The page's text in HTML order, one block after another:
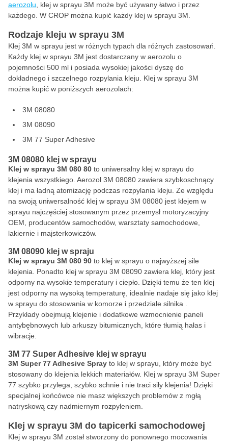
aerozolu , klej w sprayu 3M może być używany łatwo i przez
każdego. W CROP można kupić każdy klej w sprayu 3M.
Rodzaje kleju w sprayu 3M
Klej 3M w sprayu jest w różnych typach dla różnych zastosowań.
Każdy klej w sprayu 3M jest dostarczany w aerozolu o
pojemności 500 ml i posiada wysokiej jakości dyszę do
dokładnego i szczelnego rozpylania kleju. Klej w sprayu 3M
można kupić w poniższych aerozolach:
3M 08080
3M 08090
3M 77 Super Adhesive
3M 08080 klej w sprayu
Klej w sprayu 3M 080 80 to uniwersalny klej w sprayu do
klejenia wszystkiego. Aerozol 3M 08080 zawiera szybkoschnący
klej i ma ładną atomizację podczas rozpylania kleju. Ze względu
na swoją uniwersalność klej w sprayu 3M 08080 jest klejem w
sprayu najczęściej stosowanym przez przemysł motoryzacyjny
OEM, producentów samochodów, warsztaty samochodowe,
lakiernie i majsterkowiczów.
3M 08090 klej w spraju
Klej w sprayu 3M 080 90 to klej w sprayu o najwyższej sile
klejenia. Ponadto klej w sprayu 3M 08090 zawiera klej, który jest
odporny na wysokie temperatury i ciepło. Dzięki temu że ten klej
jest odporny na wysoką temperaturę, idealnie nadaje się jako klej
w sprayu do stosowania w komorze i przedziale silnika .
Przykłady obejmują klejenie i dodatkowe wzmocnienie paneli
antybębnowych lub arkuszy bitumicznych, które tłumią hałas i
wibracje.
3M 77 Super Adhesive klej w sprayu
3M Super 77 Adhesive Spray to klej w sprayu, który może być
stosowany do klejenia lekkich materiałów. Klej w sprayu 3M Super
77 szybko przylega, szybko schnie i nie traci siły klejenia! Dzięki
specjalnej końcówce nie masz większych problemów z mgłą
natryskową czy nadmiernym rozpyleniem.
Klej w sprayu 3M do tapicerki samochodowej
Klej w sprayu 3M został stworzony do ponownego mocowania